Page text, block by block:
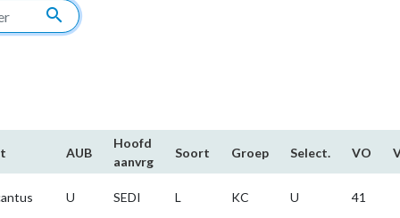
search
AUB
Hoofd​
aanvrg
Soort Groep Select. VO
U SEDI L KC U 41